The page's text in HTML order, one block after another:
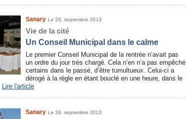
Sanary Le 26. septembre 2013
Vie de la cité
Un Conseil Municipal dans le calme
Le premier Conseil Municipal de la rentrée n’avait pas
un ordre du jour très chargé. Cela n’en n’a pas empêché
certains dans le passé, d’être tumultueux. Celui-ci a
dérogé à la règle en étant bouclé en une heure, dans le
Lire l'article
Sanary Le 26. septembre 2013